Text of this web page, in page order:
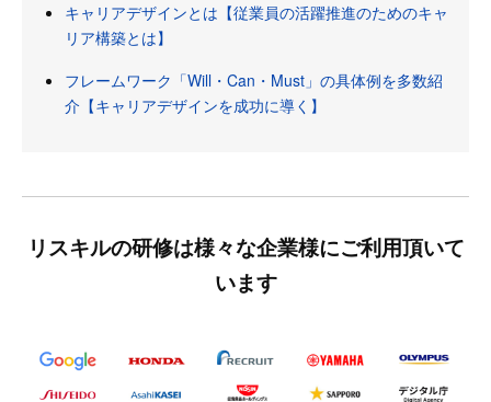
キャリアデザインとは【従業員の活躍推進のためのキャ
リア構築とは】
フレームワーク「Will・Can・Must」の具体例を多数紹
介【キャリアデザインを成功に導く】
リスキルの研修は様々な企業様にご利用頂いて
います